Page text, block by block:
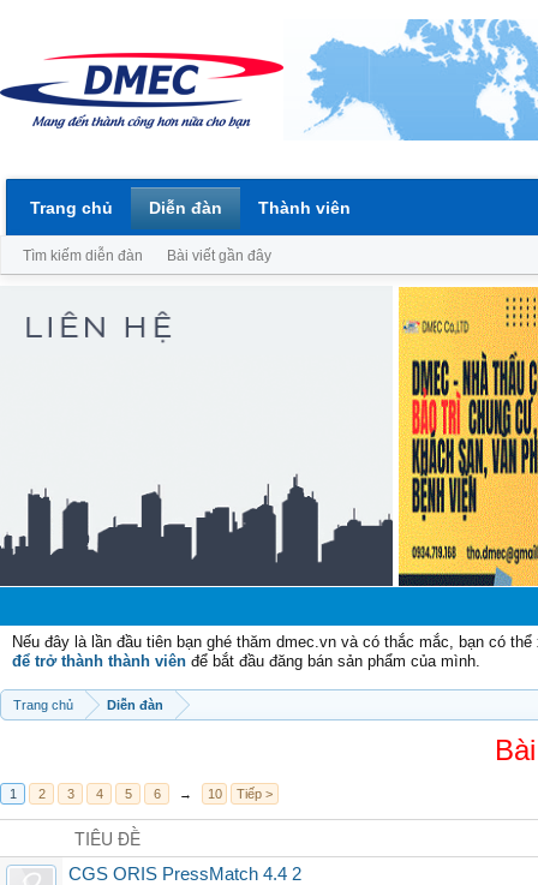
Nếu đây là lần đầu tiên bạn ghé thăm dmec.vn và có thắc mắc, bạn có
để trở thành thành viên để bắt đầu đăng bán sản phẩm của mình.
Trang chủ Diễn đàn
1 2 3 4 5 6 → 10 Tiếp >
TIÊU ĐỀ
CGS ORIS PressMatch 4.4 2
Trang chủ Diễn đàn
Tìm kiếm diễn đàn Bài viết gần đây
Thành viên